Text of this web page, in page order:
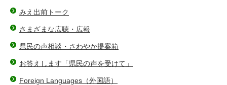
みえ出前トーク
さまざまな広聴・広報
県民の声相談・さわやか提案箱
お答えします「県民の声を受けて」
Foreign Languages（外国語）